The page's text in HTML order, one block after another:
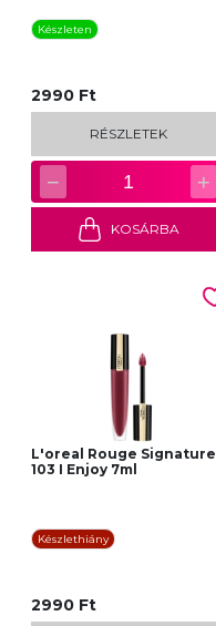
Készleten
2990 Ft
RÉSZLETEK
− 1 +
KOSÁRBA
L'oreal Rouge Signature
103 I Enjoy 7ml
Készlethiány
2990 Ft